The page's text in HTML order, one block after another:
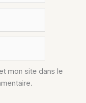
mon site dans le